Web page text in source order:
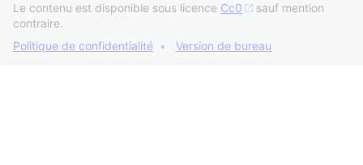
Le contenu est disponible sous licence Cc0
sauf mention
contraire.
Politique de confidentialité
Version de bureau